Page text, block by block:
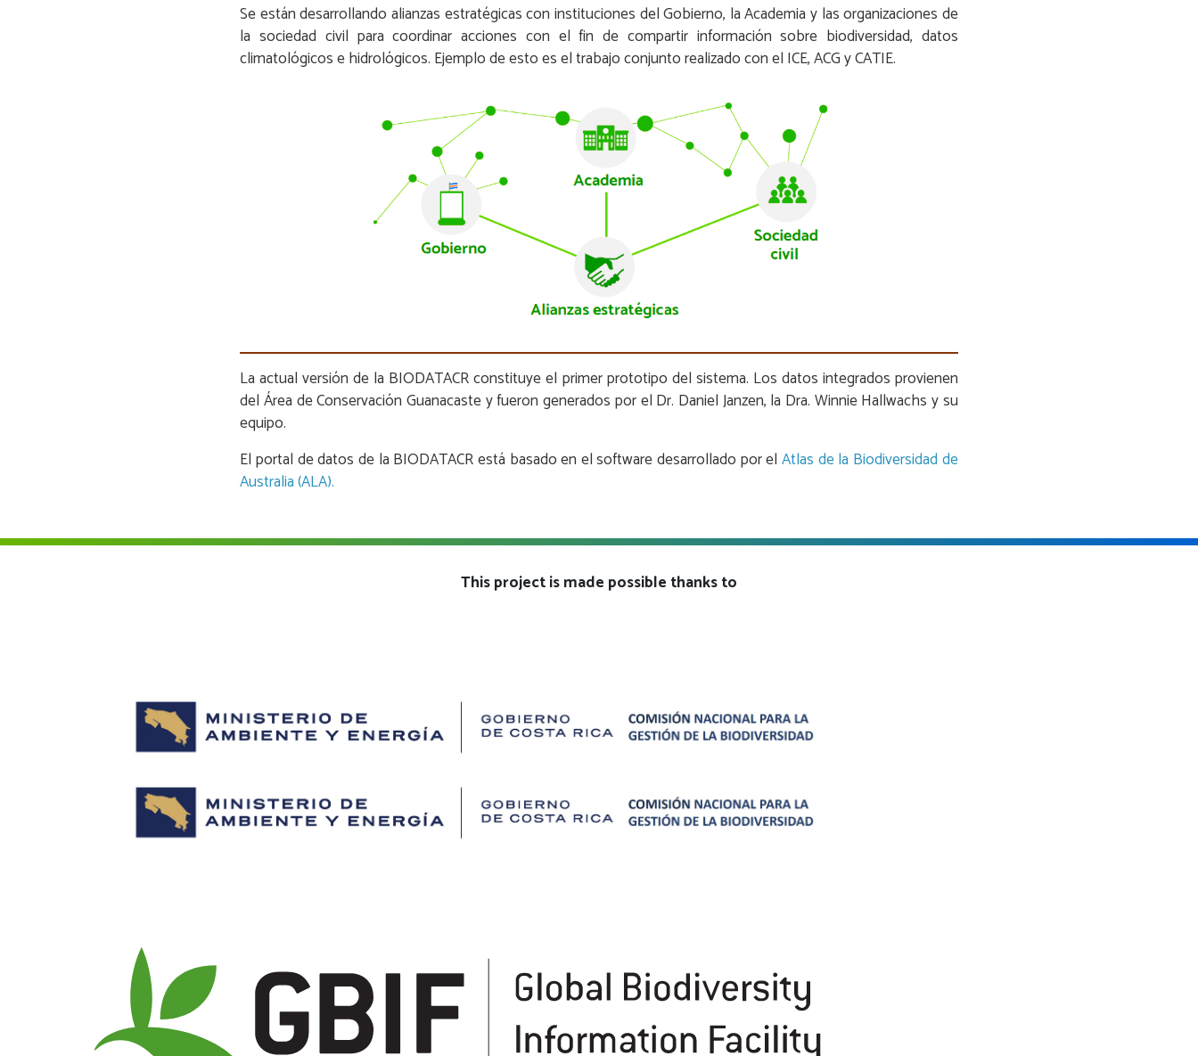
Se están desarrollando alianzas estratégicas con instituciones del Gobierno, la Academia y las organizaciones de
la sociedad civil para coordinar acciones con el fin de compartir información sobre biodiversidad, datos
climatológicos e hidrológicos. Ejemplo de esto es el trabajo conjunto realizado con el ICE, ACG y CATIE.
La actual versión de la BIODATACR constituye el primer prototipo del sistema. Los datos integrados provienen
del Área de Conservación Guanacaste y fueron generados por el Dr. Daniel Janzen, la Dra. Winnie Hallwachs y su
equipo.
El portal de datos de la BIODATACR está basado en el software desarrollado por elAtlas de la Biodiversidad de
Australia (ALA).
This project is made possible thanks to